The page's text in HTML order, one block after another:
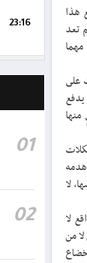
هذا
تعد
على
لا
لا
من
23:16
21:45
21:18
01
02